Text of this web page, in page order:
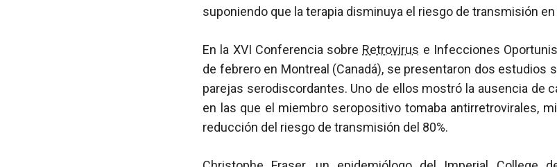
suponiendo que la terapia disminuya el riesgo de transmisión en
En la XVI Conferencia sobre Retrovirus e Infecciones
de febrero en Montreal (Canadá), se presentaron dos estudios
parejas serodiscordantes. Uno de ellos mostró la ausencia de
en las que el miembro seropositivo tomaba antirretrovirales,
reducción del riesgo de transmisión del 80%.